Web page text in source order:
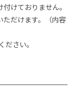
けておりません。
だけます。（内容
さい。